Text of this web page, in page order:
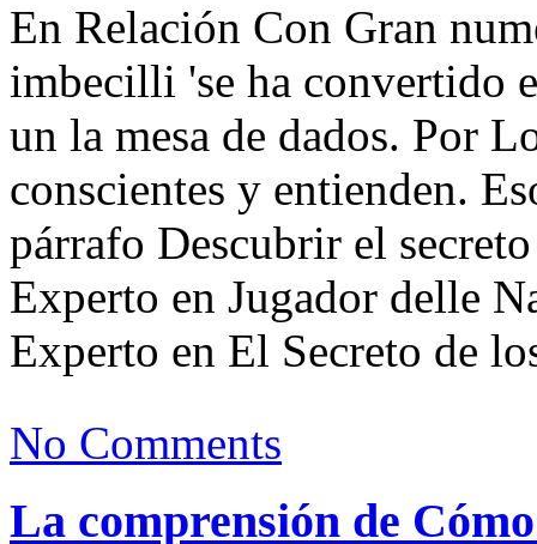
En Relación Con Gran
imbecilli 'se ha convertido
un la mesa de dados. Por
conscientes y entienden.
párrafo Descubrir el
Experto en Jugador delle
Experto en El Secreto de
No Comments
La comprensión de